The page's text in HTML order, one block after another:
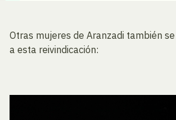
Otras mujeres de Aranzadi también
a esta reivindicación: